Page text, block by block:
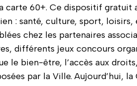
carte 60+. Ce dispositif gratuit
: santé, culture, sport,
chez les partenaires
différents jeux concours
le bien-être, l’accès aux
par la Ville. Aujourd’hui,